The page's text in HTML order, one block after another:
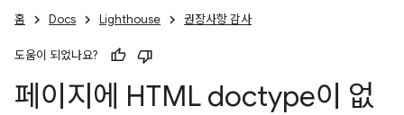
홈 Docs Lighthouse 권장사항 감사
도움이 되었나요?
페이지에 HTML doctype이 없